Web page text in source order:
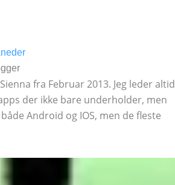
fra Februar 2013. Jeg leder altid
der ikke bare underholder, men
Android og IOS, men de fleste